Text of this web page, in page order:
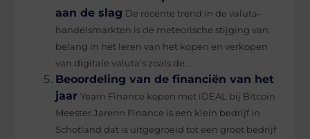
aan de slag De recente trend in de valuta-
handelsmarkten is de meteorische stijging van
belang in het leren van het kopen en verkopen
van digitale valuta’s zoals de...
Beoordeling van de financiën van het
jaar Yearn Finance kopen met iDEAL bij Bitcoin
Meester Jarenn Finance is een klein bedrijf in
Schotland dat is uitgegroeid tot een groot bedrijf